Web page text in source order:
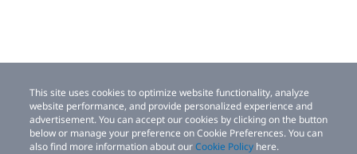
This site uses cookies to optimize website functionality, analyze
website performance, and provide personalized experience and
advertisement. You can accept our cookies by clicking on the button
below or manage your preference on Cookie Preferences. You can
also find more information about ourCookie Policy here.